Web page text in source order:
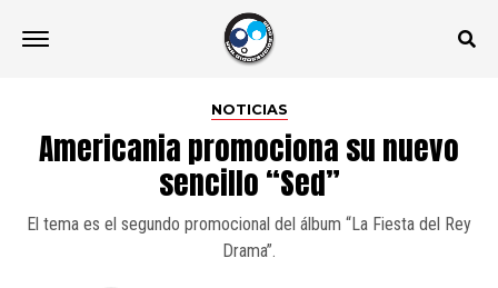
NOTICIAS
Americania promociona su nuevo
sencillo “Sed”
El tema es el segundo promocional del álbum “La Fiesta del Rey
Drama”.